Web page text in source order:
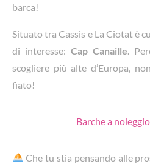
barca!
Situato tra Cassis e La Ciotat è
di interesse: Cap Canaille .
scogliere più alte d’Europa,
fiato!
Barche a
Che tu stia pensando alle